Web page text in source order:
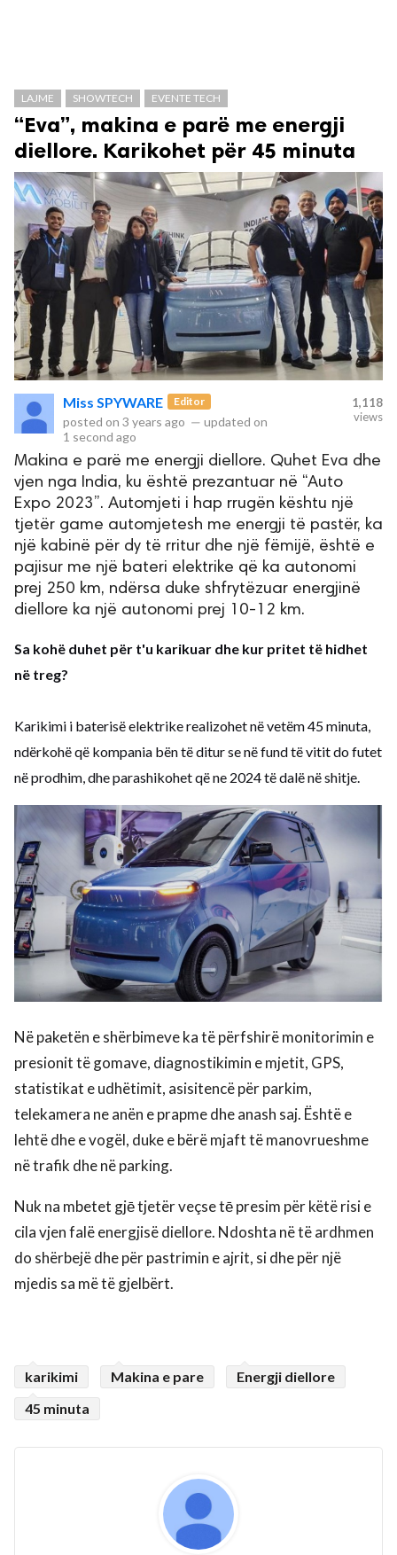
LAJME SHOWTECH EVENTE TECH
“Eva”, makina e parë me energji
diellore. Karikohet për 45 minuta
Miss SPYWARE Editor
posted on 3 years ago — updated on
1 second ago
1,118
views
Makina e parë me energji diellore. Quhet Eva dhe
vjen nga India, ku është prezantuar në “Auto
Expo 2023”. Automjeti i hap rrugën kështu një
tjetër game automjetesh me energji të pastër, ka
një kabinë për dy të rritur dhe një fëmijë, është e
pajisur me një bateri elektrike që ka autonomi
prej 250 km, ndërsa duke shfrytëzuar energjinë
diellore ka një autonomi prej 10-12 km.
Sa kohë duhet për t'u karikuar dhe kur pritet të hidhet
në treg?
Karikimi i baterisë elektrike realizohet në vetëm 45 minuta,
ndërkohë që kompania bën të ditur se në fund të vitit do futet
në prodhim, dhe parashikohet që ne 2024 të dalë në shitje.
Në paketën e shërbimeve ka të përfshirë monitorimin e
presionit të gomave, diagnostikimin e mjetit, GPS,
statistikat e udhëtimit, asisitencë për parkim,
telekamera ne anën e prapme dhe anash saj. Është e
lehtë dhe e vogël, duke e bërë mjaft të manovrueshme
në trafik dhe në parking.
Nuk na mbetet gjē tjetër veçse tē presim për këtë risi e
cila vjen falë energjisë diellore. Ndoshta në të ardhmen
do shërbejë dhe për pastrimin e ajrit, si dhe për një
mjedis sa më të gjelbërt.
karikimi Makina e pare
Energji diellore
45 minuta